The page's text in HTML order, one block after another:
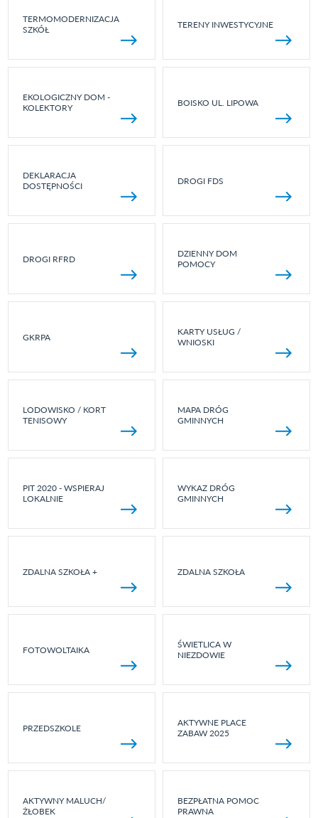
TERMOMODERNIZACJA
SZKÓŁ
TERENY INWESTYCYJNE
EKOLOGICZNY DOM -
KOLEKTORY
BOISKO UL. LIPOWA
DEKLARACJA
DOSTĘPNOŚCI
DROGI FDS
DROGI RFRD
DZIENNY DOM
POMOCY
GKRPA
KARTY USŁUG /
WNIOSKI
LODOWISKO / KORT
TENISOWY
MAPA DRÓG
GMINNYCH
PIT 2020 - WSPIERAJ
LOKALNIE
WYKAZ DRÓG
GMINNYCH
ZDALNA SZKOŁA + ZDALNA SZKOŁA
FOTOWOLTAIKA
ŚWIETLICA W
NIEZDOWIE
PRZEDSZKOLE
AKTYWNE PLACE
ZABAW 2025
AKTYWNY MALUCH/
ŻŁOBEK
BEZPŁATNA POMOC
PRAWNA